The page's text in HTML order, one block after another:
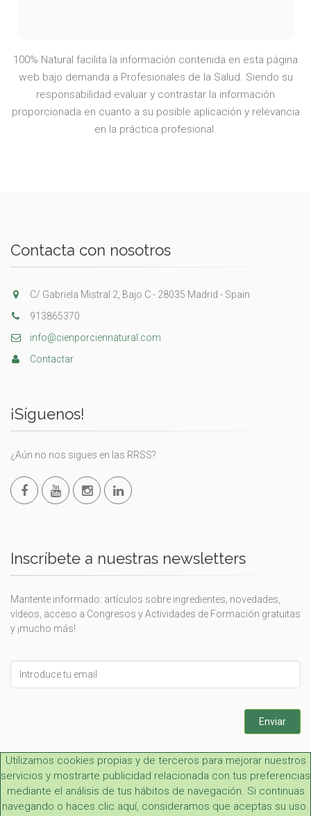
100% Natural facilita la información contenida en esta página
web bajo demanda a Profesionales de la Salud. Siendo su
responsabilidad evaluar y contrastar la información
proporcionada en cuanto a su posible aplicación y relevancia
en la práctica profesional.
Contacta con nosotros
C/ Gabriela Mistral 2, Bajo C - 28035 Madrid - Spain
913865370
info@cienporciennatural.com
Contactar
¡Síguenos!
¿Aún no nos sigues en las RRSS?
Inscríbete a nuestras newsletters
Mantente informado: artículos sobre ingredientes, novedades,
vídeos, acceso a Congresos y Actividades de Formación gratuitas
y ¡mucho más!
this
field
Enviar
Utilizamos cookies propias y de terceros para mejorar nuestros
servicios y mostrarte publicidad relacionada con tus preferencias
mediante el análisis de tus hábitos de navegación. Si continuas
navegando o haces clic aquí, consideramos que aceptas su uso.